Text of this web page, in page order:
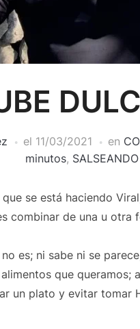
el 11/03/2021 en
minutos,
se está haciendo
combinar de una u otra
es; ni sabe ni se
que queramos;
un plato y evitar tomar